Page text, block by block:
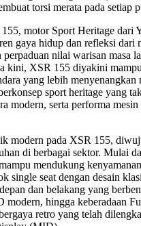
torsi merata pada setiap
motor Sport Heritage dari
gaya hidup dan refleksi dari
perpaduan nilai warisan masa
kini, XSR 155 diyakini
yang lebih menyenangkan
sport heritage yang
modern, serta performa
modern pada XSR 155,
di berbagai sektor. Mulai
mendukung
single seat dengan desain
dan belakang yang
modern, hingga keberadaan
retro yang telah